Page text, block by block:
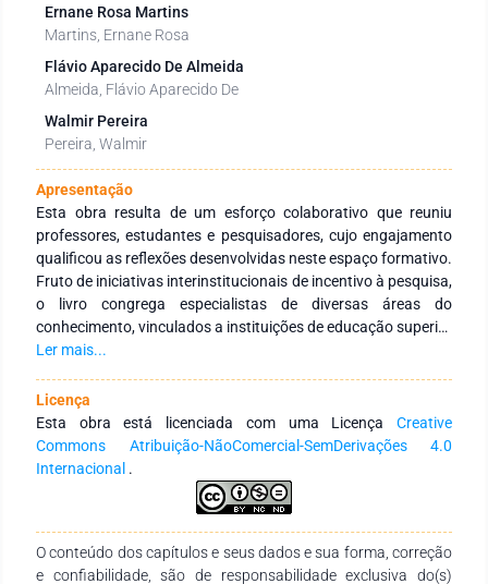
Ernane Rosa Martins
Martins, Ernane Rosa
Flávio Aparecido De Almeida
Almeida, Flávio Aparecido De
Walmir Pereira
Pereira, Walmir
Apresentação
Esta obra resulta de um esforço colaborativo que reuniu
professores, estudantes e pesquisadores, cujo engajamento
qualificou as reflexões desenvolvidas neste espaço formativo.
Fruto de iniciativas interinstitucionais de incentivo à pesquisa,
o livro congrega especialistas de diversas áreas do
conhecimento, vinculados a instituições de educação superior
públicas e privadas, no Brasil e no exterior. O objetivo central é
pesquisa voltadas à formação continuada de profissionais da
educação, promovendo a produção e a ampla disseminação
do conhecimento. Agradecemos aos autores pela dedicação
e compromisso na construção desta obra, que se propõe a
ser um recurso didático-pedagógico relevante para
estudantes, docentes de diferentes níveis de ensino e demais
interessados na temática.
Ler mais...
Licença
Esta obra está licenciada com uma Licença Creative
Commons Atribuição-NãoComercial-SemDerivações 4.0
Internacional .
O conteúdo dos capítulos e seus dados e sua forma, correção
e confiabilidade, são de responsabilidade exclusiva do(s)